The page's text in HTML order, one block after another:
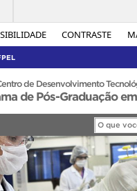
CONTRASTE
INFORMAÇÃO
de Desenvolvimento
de Pós-Graduação